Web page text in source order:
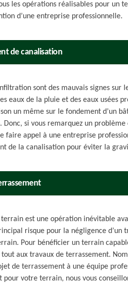
les opérations réalisables pour un
d’une entreprise professionnelle.
de canalisation
sont des mauvais signes
eaux de la pluie et des eaux usées
un même sur le fondement d’un
Donc, si vous remarquez un
faire appel à une entreprise
de la canalisation pour éviter la
terrain est une opération inévitable
risque pour la négligence d’un
Pour bénéficier un terrain
tout aux travaux de terrassement.
de terrassement à une équipe
pour votre terrain, nous vous